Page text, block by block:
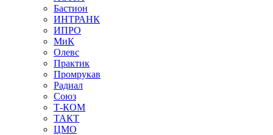
Бастион
ИНТРАНК
ИПРО
МиК
Олевс
Практик
Промрукав
Радиал
Союз
Т-КОМ
ТАКТ
ЦМО